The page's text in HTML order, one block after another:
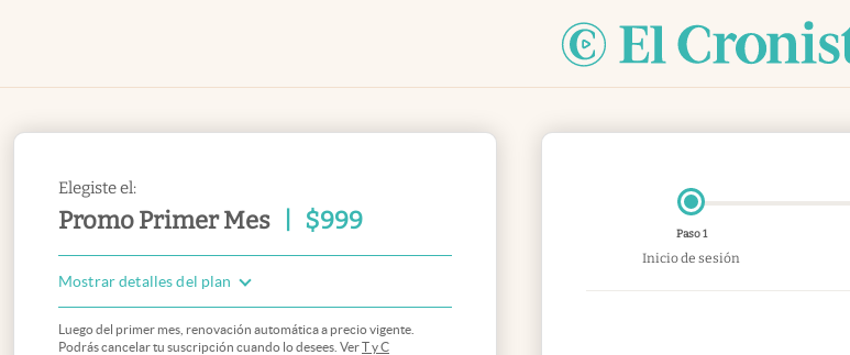
Elegiste el:
Promo Primer Mes $999
Mostrar detalles del plan
Luego del primer mes, renovación automática a precio vigente.
Podrás cancelar tu suscripción cuando lo desees. VerT y C
Paso 1
Inicio de sesión